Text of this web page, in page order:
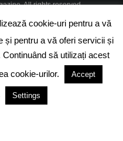
All rights reserved.
DE CONFIDENTIALITATE
cookie-uri pentru a vă
și pentru a vă oferi servicii și
să utilizați acest
cookie-urilor.
Accept
Settings